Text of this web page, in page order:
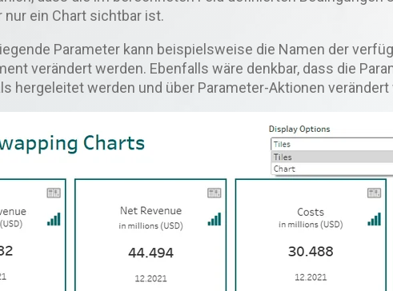
ein Chart sichtbar ist.
Parameter kann beispielsweise die Namen der
verändert werden. Ebenfalls wäre denkbar, dass die
hergeleitet werden und über Parameter-Aktionen verändert